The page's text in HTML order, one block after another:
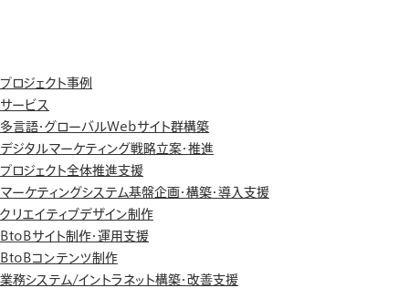
プロジェクト事例
サービス
多言語・グローバルWebサイト群構築
デジタルマーケティング戦略立案・推進
プロジェクト全体推進支援
マーケティングシステム基盤企画・構築・導入支援
クリエイティブデザイン制作
BtoBサイト制作・運用支援
BtoBコンテンツ制作
業務システム/イントラネット構築・改善支援